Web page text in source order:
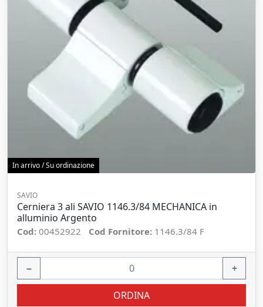
In arrivo / Su ordinazione
SAVIO
Cerniera 3 ali SAVIO 1146.3/84 MECHANICA in
alluminio Argento
Cod: 00452922 Cod Fornitore: 1146.3/84 F
− +
ORDINA